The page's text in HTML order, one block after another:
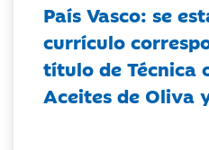
País Vasco: se
currículo
título de Técnica
Aceites de Oliva